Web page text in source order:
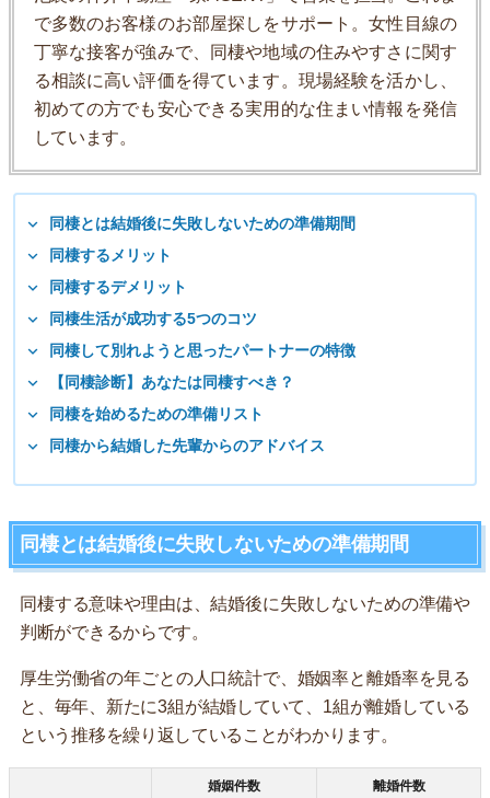
で多数のお客様のお部屋探しをサポート。女性目線の
丁寧な接客が強みで、同棲や地域の住みやすさに関す
る相談に高い評価を得ています。現場経験を活かし、
初めての方でも安心できる実用的な住まい情報を発信
しています。
同棲とは結婚後に失敗しないための準備期間
同棲するメリット
同棲するデメリット
同棲生活が成功する5つのコツ
同棲して別れようと思ったパートナーの特徴
【同棲診断】あなたは同棲すべき？
同棲を始めるための準備リスト
同棲から結婚した先輩からのアドバイス
同棲とは結婚後に失敗しないための準備期間
同棲する意味や理由は、結婚後に失敗しないための準備や
判断ができるからです。
厚生労働省の年ごとの人口統計で、婚姻率と離婚率を見る
と、毎年、新たに3組が結婚していて、1組が離婚している
という推移を繰り返していることがわかります。
婚姻件数 離婚件数